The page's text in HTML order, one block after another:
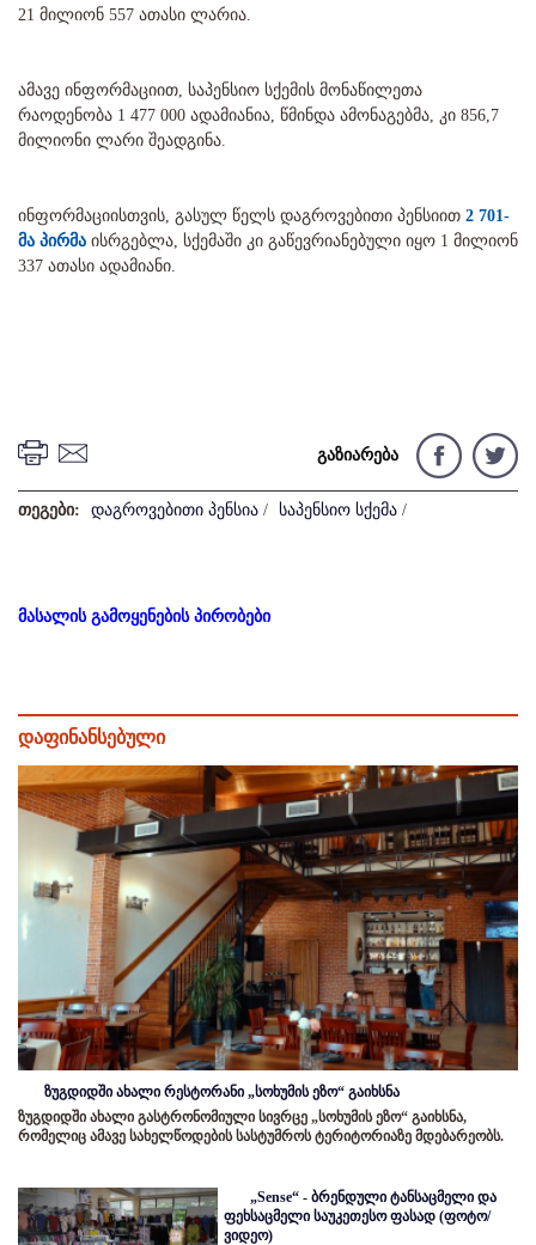
21 მილიონ 557 ათასი ლარია.
ამავე ინფორმაციით, საპენსიო სქემის მონაწილეთა
რაოდენობა 1 477 000 ადამიანია, წმინდა ამონაგებმა, კი 856,7
მილიონი ლარი შეადგინა.
ინფორმაციისთვის, გასულ წელს დაგროვებითი პენსიით 2 701-
მა პირმა ისრგებლა, სქემაში კი გაწევრიანებული იყო 1 მილიონ
337 ათასი ადამიანი.
გაზიარება
თეგები: დაგროვებითი პენსია / საპენსიო სქემა /
მასალის გამოყენების პირობები
დაფინანსებული
ზუგდიდში ახალი რესტორანი „სოხუმის ეზო“ გაიხსნა
ზუგდიდში ახალი გასტრონომიული სივრცე „სოხუმის ეზო“ გაიხსნა,
რომელიც ამავე სახელწოდების სასტუმროს ტერიტორიაზე მდებარეობს.
„Sense“ - ბრენდული ტანსაცმელი და
ფეხსაცმელი საუკეთესო ფასად (ფოტო/
ვიდეო)